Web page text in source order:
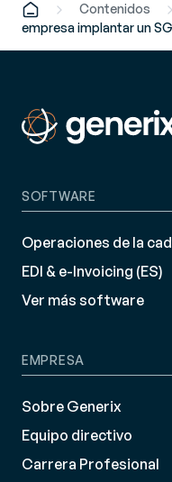
Contenidos
empresa implantar un
SOFTWARE
Operaciones de la
EDI & e-Invoicing (ES)
Ver más software
EMPRESA
Sobre Generix
Equipo directivo
Carrera Profesional